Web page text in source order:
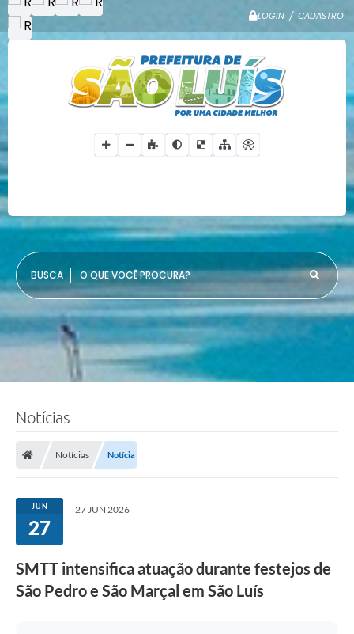
LOGIN / CADASTRO
O QUE VOCÊ PROCURA?
Notícias
Notícias Notícia
JUN
27
27 JUN 2026
SMTT intensifica atuação durante festejos de
São Pedro e São Marçal em São Luís